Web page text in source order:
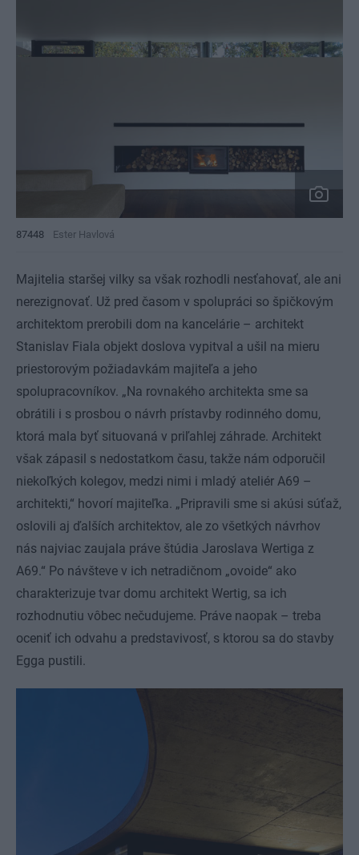
87448 Ester Havlová
Majitelia staršej vilky sa však rozhodli nesťahovať, ale ani
nerezignovať. Už pred časom v spolupráci so špičkovým
architektom prerobili dom na kancelárie – architekt
Stanislav Fiala objekt doslova vypitval a ušil na mieru
priestorovým požiadavkám majiteľa a jeho
spolupracovníkov. „Na rovnakého architekta sme sa
obrátili i s prosbou o návrh prístavby rodinného domu,
ktorá mala byť situovaná v priľahlej záhrade. Architekt
však zápasil s nedostatkom času, takže nám odporučil
niekoľkých kolegov, medzi nimi i mladý ateliér A69 –
architekti,“ hovorí majiteľka. „Pripravili sme si akúsi súťaž,
oslovili aj ďalších architektov, ale zo všetkých návrhov
nás najviac zaujala práve štúdia Jaroslava Wertiga z
A69.“ Po návšteve v ich netradičnom „ovoide“ ako
charakterizuje tvar domu architekt Wertig, sa ich
rozhodnutiu vôbec nečudujeme. Práve naopak – treba
oceniť ich odvahu a predstavivosť, s ktorou sa do stavby
Egga pustili.